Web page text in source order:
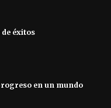
éxitos
en un mundo